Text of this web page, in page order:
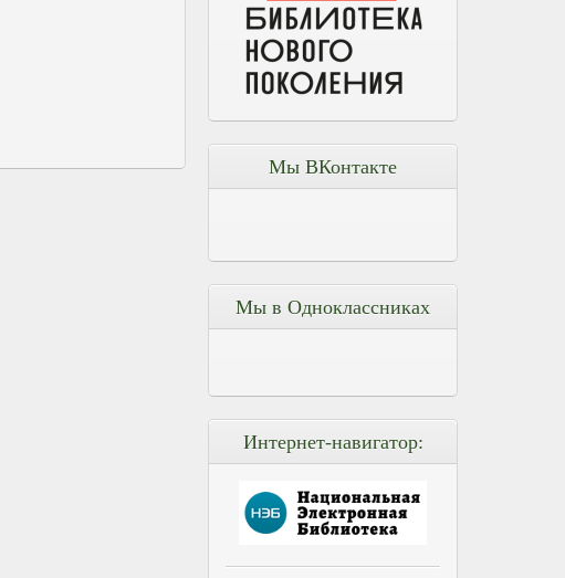
Мы ВКонтакте
Мы в Одноклассниках
Интернет-навигатор: